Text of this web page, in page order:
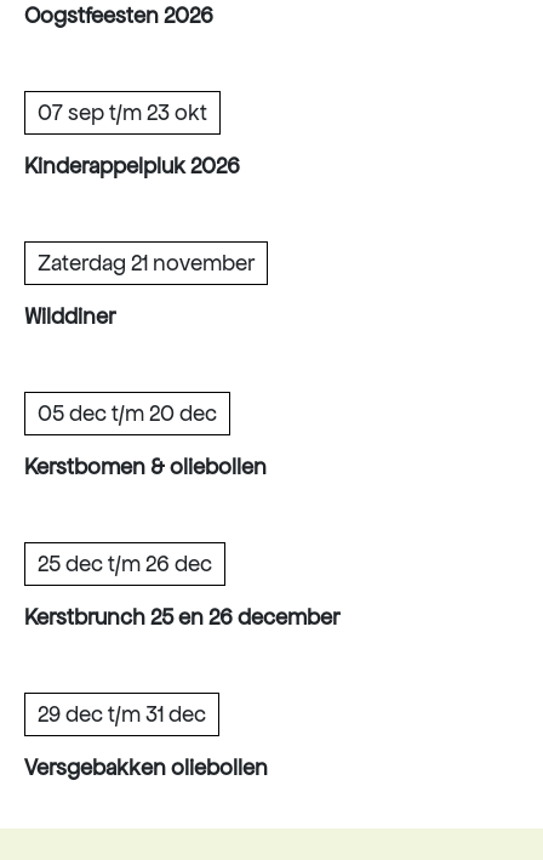
Oogstfeesten 2026
07 sep t/m 23 okt
Kinderappelpluk 2026
Zaterdag 21 november
Wilddiner
05 dec t/m 20 dec
Kerstbomen & oliebollen
25 dec t/m 26 dec
Kerstbrunch 25 en 26 december
29 dec t/m 31 dec
Versgebakken oliebollen